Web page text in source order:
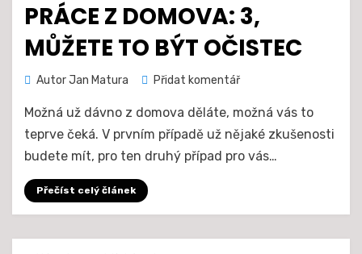
PRÁCE Z DOMOVA: 3,
MŮŽETE TO BÝT OČISTEC
AutorJan Matura Přidat komentářna
z
domova:
3,
Možná už dávno z domova děláte, možná vás to
teprve čeká. V prvním případě už nějaké zkušenosti
budete mít, pro ten druhý případ pro vás…
Přečíst celý článek